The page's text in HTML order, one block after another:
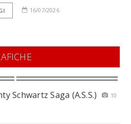
16/07/2026
Schwartz Saga (A.S.S.)
10